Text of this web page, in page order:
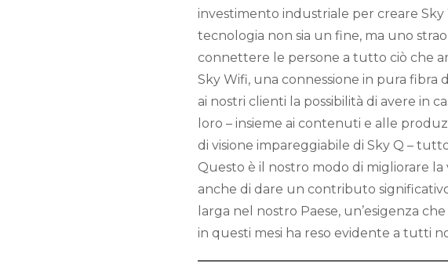
investimento industriale per creare
tecnologia non sia un fine, ma uno
connettere le persone a tutto ciò che
Sky Wifi, una connessione in pura
ai nostri clienti la possibilità di avere in
loro – insieme ai contenuti e alle
di visione impareggiabile di Sky Q –
Questo è il nostro modo di migliorare
anche di dare un contributo
larga nel nostro Paese, un’esigenza
in questi mesi ha reso evidente a tutti